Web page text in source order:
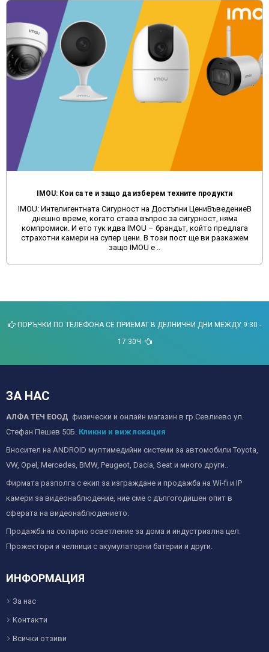
IMOU: Кои са те и защо да изберем техните продукти
IMOU: Интелигентната Сигурност на Достъпни ЦениВъведениеВ
днешно време, когато става въпрос за сигурност, няма
компромиси. И ето тук идва IMOU – брандът, който предлага
страхотни камери на супер цени. В този пост ще ви разкажем
защо IMOU е ..
ПОРЪЧКИ ПО ТЕЛЕФОНА СЕ ПРИЕМАТ В ДЕЛНИЧНИ ДНИ МЕЖДУ 9:30 -
17:30Ч.
ЗА НАС
АЛФА ТЕЧ ЕООД физически и онлайн магазин в гр.Севлиево ул.
Стефан Пешев 50Б. Кликни и виж локация
Вносител на ANDROID мултимедийни системи за автомобили Toyota,
VW, Opel, Mercedes, BMW, Peugeot, Dacia, Seat и много други..
Фирмата разполга с екип за изграждане и продажба на Wi-fi и IP
камери за видеонаблюдение, ние сме с дългогодишен опит в
сферата на видеонаблюдението.
Продажба на соларно осветление за дома и индустриална цел.
Прожектори и челници с акумулаторни батерии и други.
ИНФОРМАЦИЯ
За нас
Контакти
Всички отзиви